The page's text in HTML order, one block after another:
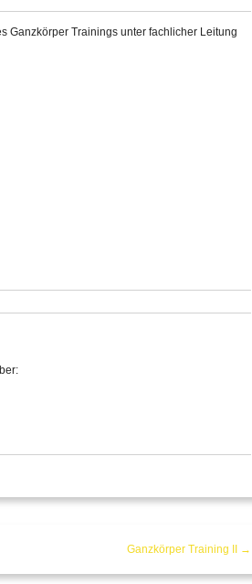
Ganzkörper Trainings unter fachlicher Leitung
Ganzkörper Training II →